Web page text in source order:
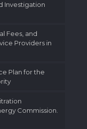
Investigation
Fees, and
Providers in
Plan for the
Commission.